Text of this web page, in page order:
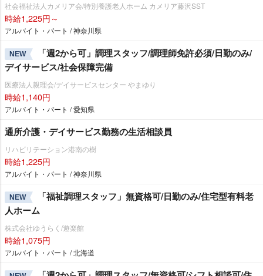
社会福祉法人カメリア会/特別養護老人ホーム カメリア藤沢SST
時給1,225円～
アルバイト・パート / 神奈川県
NEW
「週2から可」調理スタッフ/調理師免許必須/日勤のみ/
デイサービス/社会保障完備
医療法人親理会/デイサービスセンター やまゆり
時給1,140円
アルバイト・パート / 愛知県
通所介護・デイサービス勤務の生活相談員
リハビリテーション港南の樹
時給1,225円
アルバイト・パート / 神奈川県
NEW
「福祉調理スタッフ」無資格可/日勤のみ/住宅型有料老
人ホーム
株式会社ゆうらく/遊楽館
時給1,075円
アルバイト・パート / 北海道